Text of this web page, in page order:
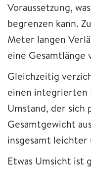
Voraussetzung,
begrenzen kann.
Meter langen
eine Gesamtlänge
Gleichzeitig
einen integrierten
Umstand, der sich
Gesamtgewicht
insgesamt
Etwas Umsicht ist